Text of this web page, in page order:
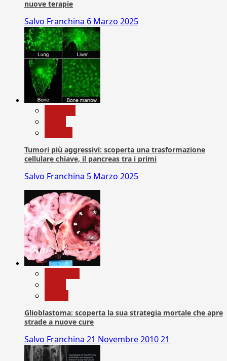
nuove terapie
Salvo Franchina 6 Marzo 2025
Tumori più aggressivi: scoperta una trasformazione
cellulare chiave, il pancreas tra i primi
Salvo Franchina 5 Marzo 2025
Glioblastoma: scoperta la sua strategia mortale che apre
strade a nuove cure
Salvo Franchina 21 Novembre 201021